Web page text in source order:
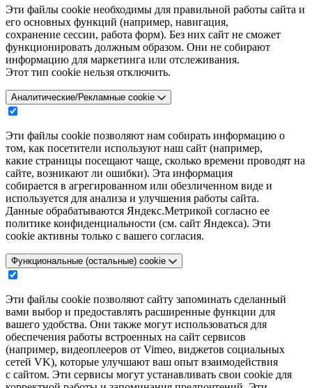
Эти файлы cookie необходимы для правильной работы сайта и
его основных функций (например, навигация,
сохранение сессии, работа форм). Без них сайт не сможет
функционировать должным образом. Они не собирают
информацию для маркетинга или отслеживания.
Этот тип cookie нельзя отключить.
Аналитические/Рекламные cookie
Эти файлы cookie позволяют нам собирать информацию о
том, как посетители используют наш сайт (например,
какие страницы посещают чаще, сколько времени проводят на
сайте, возникают ли ошибки). Эта информация
собирается в агрегированном или обезличенном виде и
используется для анализа и улучшения работы сайта.
Данные обрабатываются Яндекс.Метрикой согласно ее
политике конфиденциальности (см. сайт Яндекса). Эти
cookie активны только с вашего согласия.
Функциональные (остальные) cookie
Эти файлы cookie позволяют сайту запоминать сделанный
вами выбор и предоставлять расширенные функции для
вашего удобства. Они также могут использоваться для
обеспечения работы встроенных на сайт сервисов
(например, видеоплееров от Vimeo, виджетов социальных
сетей VK), которые улучшают ваш опыт взаимодействия
с сайтом. Эти сервисы могут устанавливать свои cookie для